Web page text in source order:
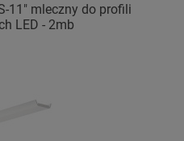
11" mleczny do profili
LED - 2mb